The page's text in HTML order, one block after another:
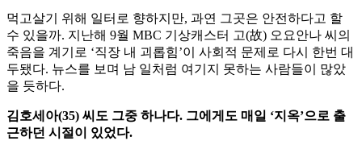
먹고살기 위해 일터로 향하지만, 과연 그곳은 안전하다고 할
수 있을까. 지난해 9월 MBC 기상캐스터 고(故) 오요안나 씨의
죽음을 계기로 ‘직장 내 괴롭힘’이 사회적 문제로 다시 한번 대
두됐다. 뉴스를 보며 남 일처럼 여기지 못하는 사람들이 많았
을 듯하다.
김호세아(35) 씨도 그중 하나다. 그에게도 매일 ‘지옥’으로 출
근하던 시절이 있었다.